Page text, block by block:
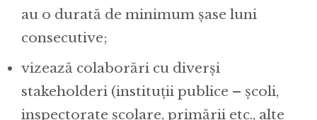
au o durată de minimum șase luni
consecutive;
vizează colaborări cu diverși
stakeholderi (instituții publice – școli,
inspectorate școlare, primării etc., alte